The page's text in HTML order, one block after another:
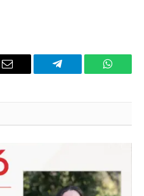
Email Telegram